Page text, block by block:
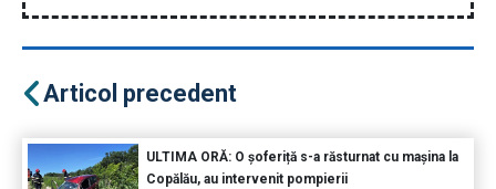
Articol precedent
ULTIMA ORĂ: O șoferiță s-a răsturnat cu mașina la
Copălău, au intervenit pompierii